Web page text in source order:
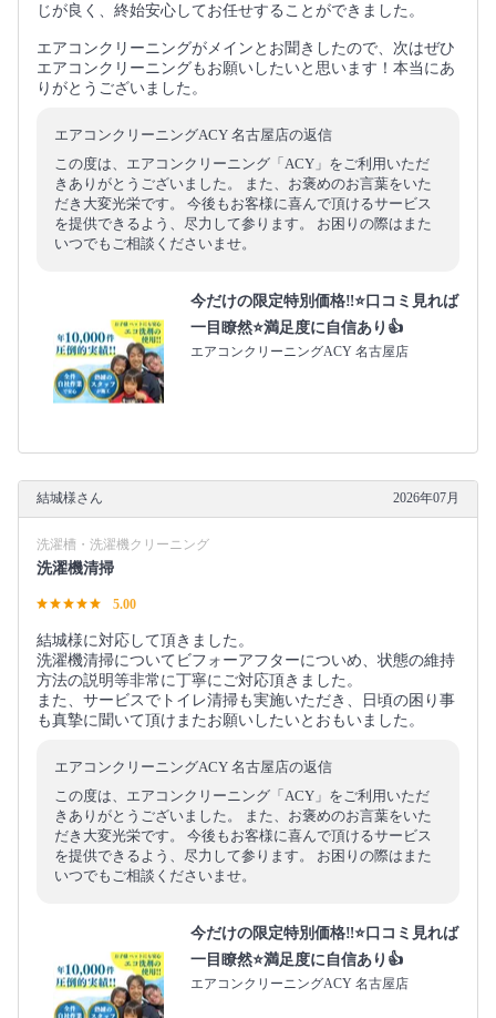
じが良く、終始安心してお任せすることができました。
エアコンクリーニングがメインとお聞きしたので、次はぜひ
エアコンクリーニングもお願いしたいと思います！本当にあ
りがとうございました。
エアコンクリーニングACY 名古屋店の返信
この度は、エアコンクリーニング「ACY」をご利用いただ
きありがとうございました。 また、お褒めのお言葉をいた
だき大変光栄です。 今後もお客様に喜んで頂けるサービス
を提供できるよう、尽力して参ります。 お困りの際はまた
いつでもご相談くださいませ。
今だけの限定特別価格‼️⭐口コミ見れば
一目瞭然⭐満足度に自信あり👍
エアコンクリーニングACY 名古屋店
結城様さん 2026年07月
洗濯槽・洗濯機クリーニング
洗濯機清掃
5.00
結城様に対応して頂きました。
洗濯機清掃についてビフォーアフターについめ、状態の維持
方法の説明等非常に丁寧にご対応頂きました。
また、サービスでトイレ清掃も実施いただき、日頃の困り事
も真摯に聞いて頂けまたお願いしたいとおもいました。
エアコンクリーニングACY 名古屋店の返信
この度は、エアコンクリーニング「ACY」をご利用いただ
きありがとうございました。 また、お褒めのお言葉をいた
だき大変光栄です。 今後もお客様に喜んで頂けるサービス
を提供できるよう、尽力して参ります。 お困りの際はまた
いつでもご相談くださいませ。
今だけの限定特別価格‼️⭐口コミ見れば
一目瞭然⭐満足度に自信あり👍
エアコンクリーニングACY 名古屋店